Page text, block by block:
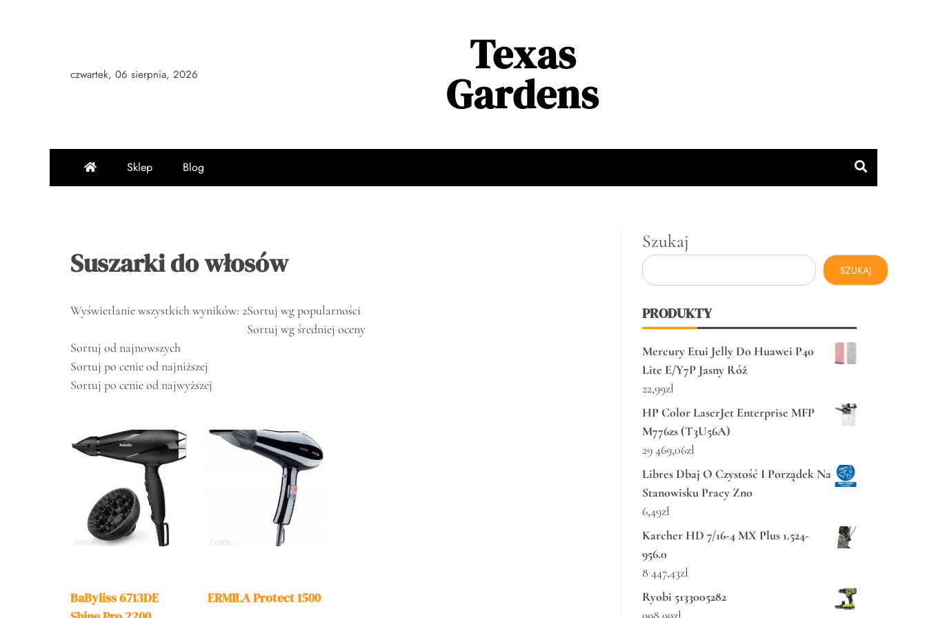
czwartek, 06 sierpnia, 2026
Texas
Gardens
Sklep Blog
Suszarki do włosów
Wyświetlanie wszystkich wyników: 2Sortuj wg popularności
Sortuj wg średniej oceny
Sortuj od najnowszych
Sortuj po cenie od najniższej
Sortuj po cenie od najwyższej
BaByliss 6713DE
ERMILA Protect 1500
Szukaj
SZUKAJ
PRODUKTY
Mercury Etui Jelly Do Huawei P40
Lite E/Y7P Jasny Róż
22,99zł
HP Color LaserJet Enterprise MFP
M776zs (T3U56A)
29 469,06zł
Libres Dbaj O Czystość I Porządek Na
Stanowisku Pracy Zno
6,49zł
Karcher HD 7/16-4 MX Plus 1.524-
956.0
8 447,43zł
Ryobi 5133005282